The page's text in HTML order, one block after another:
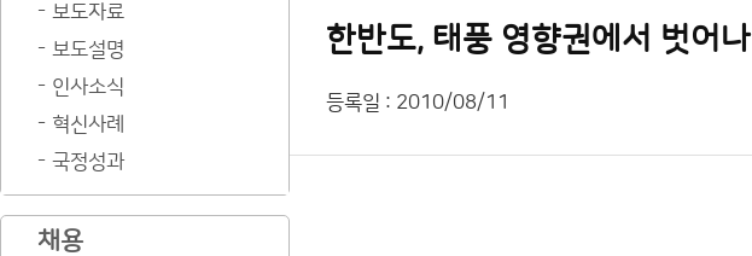
보도자료
보도설명
인사소식
혁신사례
국정성과
채용
한반도, 태풍 영향권에서 벗어나
등록일 : 2010/08/11